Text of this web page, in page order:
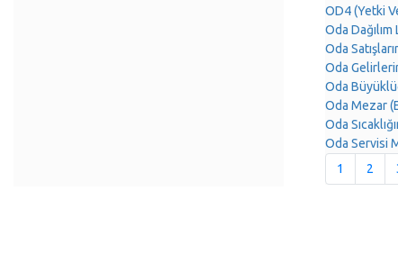
OD4 (Yetki
Oda
Oda
Oda
Oda
Oda Mezar
Oda
Oda Servisi
1
2